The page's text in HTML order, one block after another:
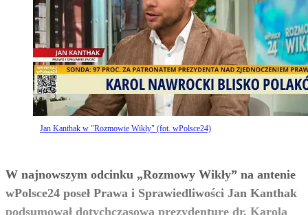
Jan Kanthak w "Rozmowie Wikły" (fot. wPolsce24)
W najnowszym odcinku „Rozmowy Wikły” na antenie
wPolsce24 poseł Prawa i Sprawiedliwości Jan Kanthak
podsumował dotychczasową prezydenturę dr. Karola